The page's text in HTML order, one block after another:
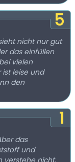
5
nicht nur gut
das einfüllen
vielen
ist leise und
den
1
das
und
verstehe nicht,